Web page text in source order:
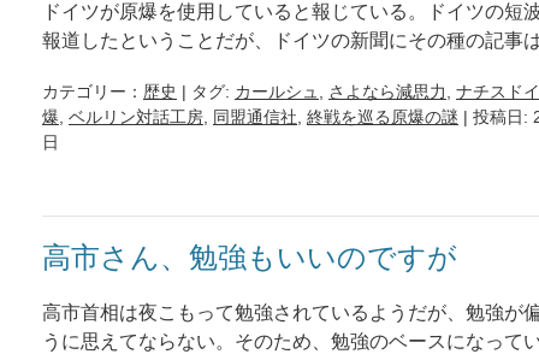
ドイツが原爆を使用していると報じている。ドイツの短
報道したということだが、ドイツの新聞にその種の記事
カテゴリー： 歴史 | タグ: カールシュ さよなら減思力
ナチスド
爆 ベルリン対話工房 同盟通信社 終戦を巡る原爆の謎 | 投稿日:
日
高市さん、勉強もいいのですが
高市首相は夜こもって勉強されているようだが、勉強が
うに思えてならない。そのため、勉強のベースになって